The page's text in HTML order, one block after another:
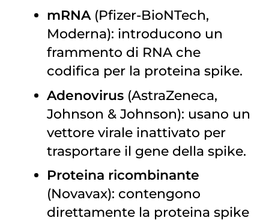
mRNA(Pfizer-BioNTech,
Moderna): introducono un
frammento di RNA che
codifica per la proteina spike.
Adenovirus(AstraZeneca,
Johnson & Johnson): usano un
vettore virale inattivato per
trasportare il gene della spike.
Proteina ricombinante
(Novavax): contengono
direttamente la proteina spike